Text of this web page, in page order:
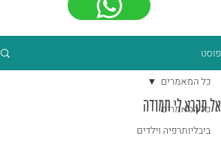
פוסט
כל המאמרים
ביבליותרפיה וילדים
כל המאמרים
אל תקרא לי חמודה